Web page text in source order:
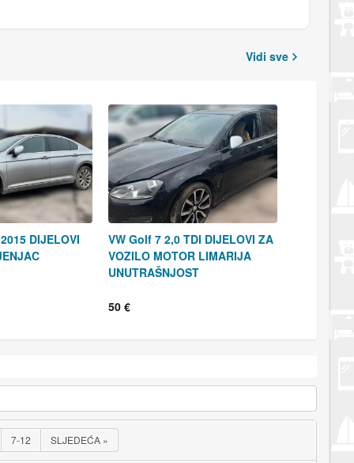
Vidi sve
DIJELOVI
VW Golf 7 2,0 TDI DIJELOVI ZA
VOZILO MOTOR LIMARIJA
UNUTRAŠNJOST
50 €
7-12 SLJEDEĆA »